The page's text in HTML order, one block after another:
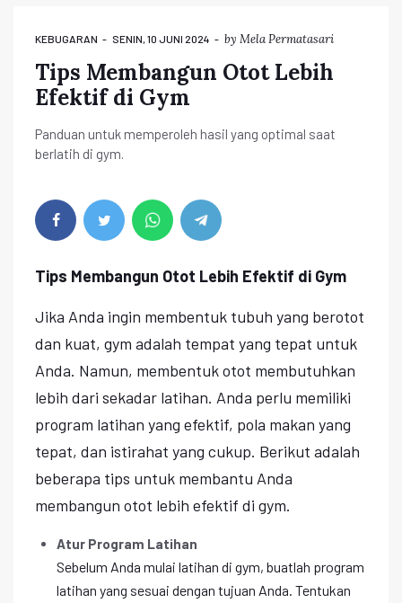
KEBUGARAN SENIN, 10 JUNI 2024 by Mela Permatasari
Tips Membangun Otot Lebih
Efektif di Gym
Panduan untuk memperoleh hasil yang optimal saat
berlatih di gym.
Tips Membangun Otot Lebih Efektif di Gym
Jika Anda ingin membentuk tubuh yang berotot
dan kuat, gym adalah tempat yang tepat untuk
Anda. Namun, membentuk otot membutuhkan
lebih dari sekadar latihan. Anda perlu memiliki
program latihan yang efektif, pola makan yang
tepat, dan istirahat yang cukup. Berikut adalah
beberapa tips untuk membantu Anda
membangun otot lebih efektif di gym.
Atur Program Latihan
Sebelum Anda mulai latihan di gym, buatlah program
latihan yang sesuai dengan tujuan Anda. Tentukan